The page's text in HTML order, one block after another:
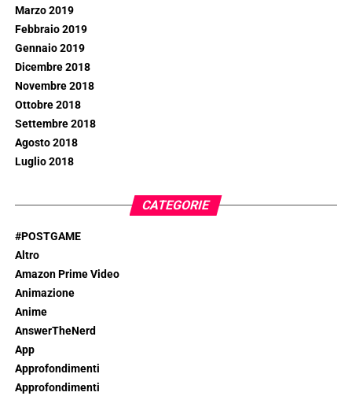
Marzo 2019
Febbraio 2019
Gennaio 2019
Dicembre 2018
Novembre 2018
Ottobre 2018
Settembre 2018
Agosto 2018
Luglio 2018
CATEGORIE
#POSTGAME
Altro
Amazon Prime Video
Animazione
Anime
AnswerTheNerd
App
Approfondimenti
Approfondimenti